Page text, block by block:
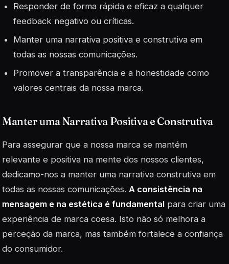
Responder de forma rápida e eficaz a qualquer
feedback negativo ou críticas.
Manter uma narrativa positiva e construtiva em
todas as nossas comunicações.
Promover a transparência e a honestidade como
valores centrais da nossa marca.
Manter uma Narrativa Positiva e Construtiva
Para assegurar que a nossa marca se mantém
relevante e positiva na mente dos nossos clientes,
dedicamo-nos a manter uma narrativa construtiva em
todas as nossas comunicações. A consistência na
mensagem e na estética é fundamental para criar uma
experiência de marca coesa. Isto não só melhora a
perceção da marca, mas também fortalece a confiança
do consumidor.